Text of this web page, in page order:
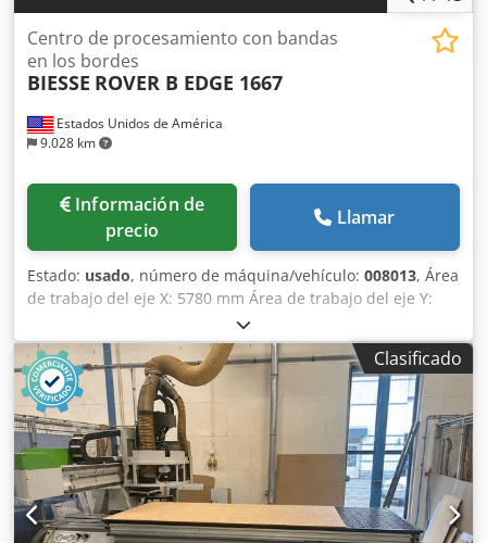
Estados Unidos de América
9.028 km
Centro de procesamiento con bandas
en los bordes
BIESSE ROVER B EDGE 1667
Información de
precio
Llamar
Estado: usado, número de máquina/vehículo: 008013, Área
de trabajo del eje X: 5780 mm Área de trabajo del eje Y:
1650 mm Plano de trabajo: Con soportes de consola de
vacío Potencia del husillo principal: 13,2 kW Número de
ejes controlados: 4 ejes Altura máxima del filo: 60 mm
Número de husillos de taladrado: 16 Número de
posiciones de herramienta: 16 Cjdjwuz Ekepfx Akqorf
Clasificado